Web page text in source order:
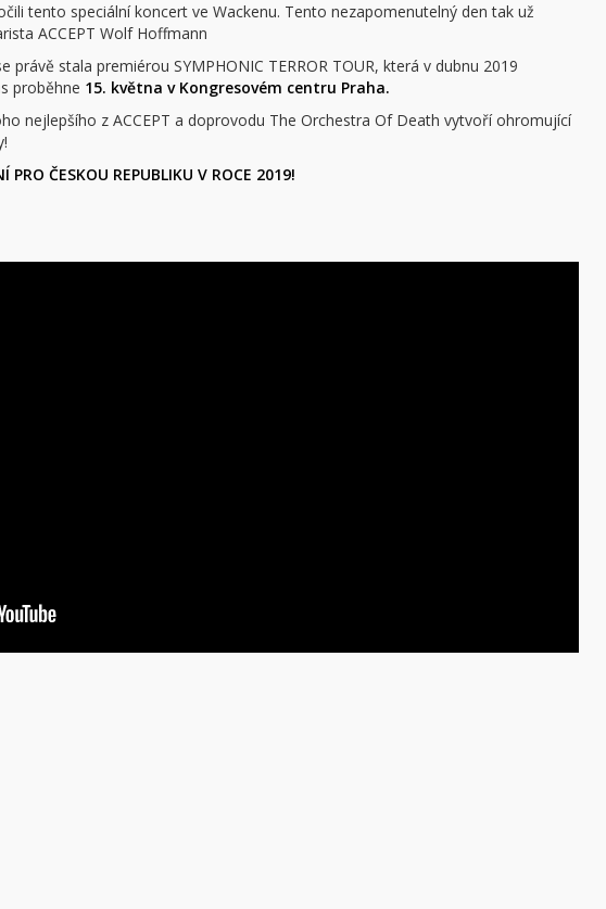
tento speciální koncert ve Wackenu. Tento nezapomenutelný den tak už
ACCEPT Wolf Hoffmann
právě stala premiérou SYMPHONIC TERROR TOUR, která v dubnu 2019
proběhne 15. května v Kongresovém centru Praha.
nejlepšího z ACCEPT a doprovodu The Orchestra Of Death vytvoří ohromující
PRO ČESKOU REPUBLIKU V ROCE 2019!